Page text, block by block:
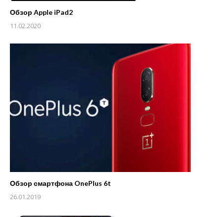
Обзор Apple iPad2
11.02.2020
Обзор смартфона OnePlus 6t
26.01.2019